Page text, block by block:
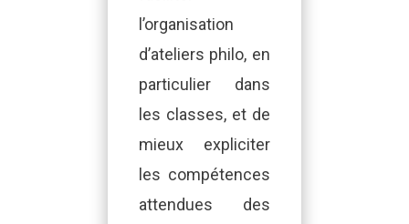
l’organisation
d’ateliers philo, en
particulier dans
les classes, et de
mieux expliciter
les compétences
attendues des